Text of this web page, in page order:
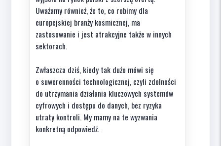
Uważamy również, że to, co robimy dla
europejskiej branży kosmicznej, ma
zastosowanie i jest atrakcyjne także w innych
sektorach.
Zwłaszcza dziś, kiedy tak dużo mówi się
o suwerenności technologicznej, czyli zdolności
do utrzymania działania kluczowych systemów
cyfrowych i dostępu do danych, bez ryzyka
utraty kontroli. My mamy na te wyzwania
konkretną odpowiedź.